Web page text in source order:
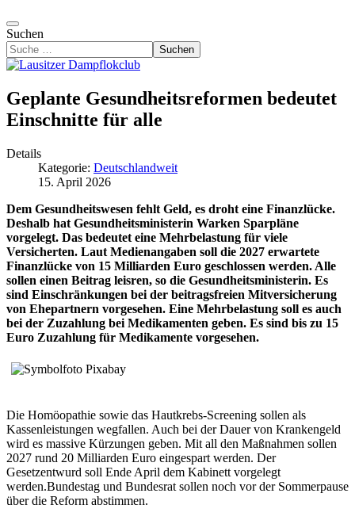
Suchen
Suchen
Geplante Gesundheitsreformen bedeutet
Einschnitte für alle
Details
Kategorie: Deutschlandweit
15. April 2026
Dem Gesundheitswesen fehlt Geld, es droht eine Finanzlücke.
Deshalb hat Gesundheitsministerin Warken Sparpläne
vorgelegt. Das bedeutet eine Mehrbelastung für viele
Versicherten. Laut Medienangaben soll die 2027 erwartete
Finanzlücke von 15 Milliarden Euro geschlossen werden. Alle
sollen einen Beitrag leisren, so die Gesundheitsministerin. Es
sind Einschränkungen bei der beitragsfreien Mitversicherung
von Ehepartnern vorgesehen. Eine Mehrbelastung soll es auch
bei der Zuzahlung bei Medikamenten geben. Es sind bis zu 15
Euro Zuzahlung für Medikamente vorgesehen.
Die Homöopathie sowie das Hautkrebs-Screening sollen als
Kassenleistungen wegfallen. Auch bei der Dauer von Krankengeld
wird es massive Kürzungen geben. Mit all den Maßnahmen sollen
2027 rund 20 Milliarden Euro eingespart werden. Der
Gesetzentwurd soll Ende April dem Kabinett vorgelegt
werden.Bundestag und Bundesrat sollen noch vor der Sommerpause
über die Reform abstimmen.